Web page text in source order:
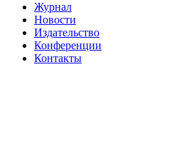
Журнал
Новости
Издательство
Конференции
Контакты